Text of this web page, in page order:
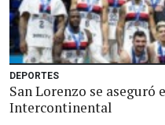
DEPORTES
San Lorenzo se aseguró
Intercontinental